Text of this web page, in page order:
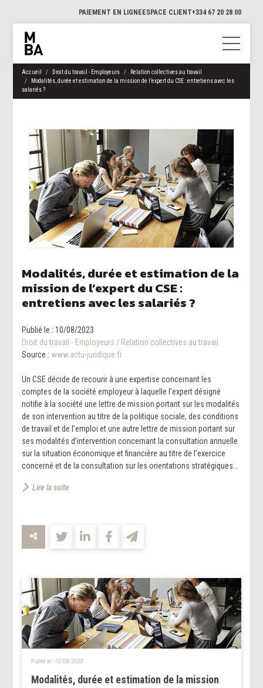
PAIEMENT EN LIGNEESPACE CLIENT+334 67 20 28 00
Accueil Droit du travail - Employeurs
Relation collectives au travail
Modalités, durée et estimation de la mission de l’expert du CSE : entretiens avec les
salariés ?
Modalités, durée et estimation de la
mission de l’expert du CSE :
entretiens avec les salariés ?
Publié le :10/08/2023
Droit du travail - Employeurs / Relation collectives au travail
Source : www.actu-juridique.fr
Un CSE décide de recourir à une expertise concernant les
comptes de la société employeur à laquelle l’expert désigné
notifie à la société une lettre de mission portant sur les modalités
de son intervention au titre de la politique sociale, des conditions
de travail et de l’emploi et une autre lettre de mission portant sur
ses modalités d’intervention concernant la consultation annuelle
sur la situation économique et financière au titre de l’exercice
concerné et de la consultation sur les orientations stratégiques...
Lire la suite
Modalités, durée et estimation de la mission
Publié le : 10/08/2023